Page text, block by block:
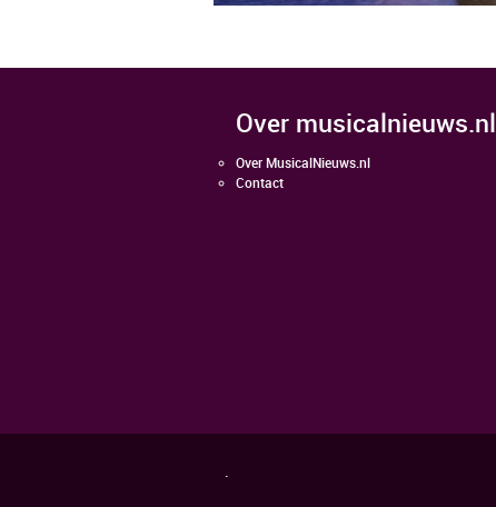
over musicalnieuws.nl
Over MusicalNieuws.nl
Contact
.